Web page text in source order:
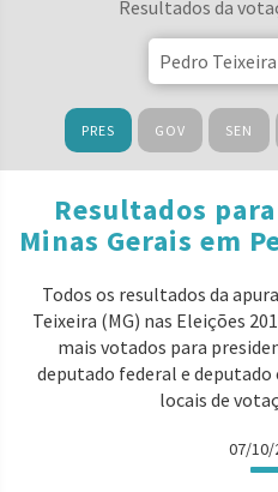
Resultados da
PRES GOV SEN
Resultados
Minas Gerais em
Todos os resultados da
Teixeira (MG) nas Eleições
mais votados para
deputado federal e
locais de
07/10/